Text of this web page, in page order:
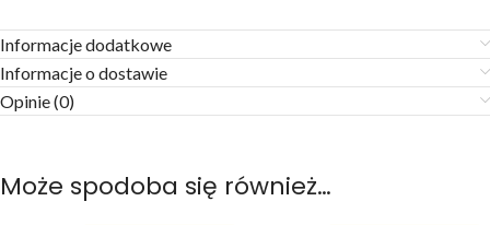
Informacje dodatkowe
Informacje o dostawie
Opinie (0)
Może spodoba się również…